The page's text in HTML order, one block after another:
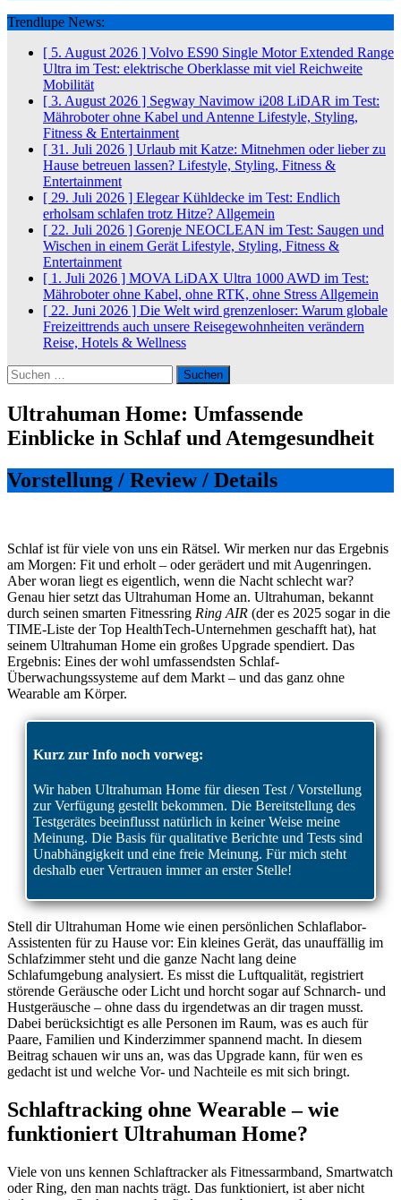
Trendlupe News:
[ 5. August 2026 ] Volvo ES90 Single Motor Extended Range
Ultra im Test: elektrische Oberklasse mit viel Reichweite
Mobilität
[ 3. August 2026 ] Segway Navimow i208 LiDAR im Test:
Mähroboter ohne Kabel und Antenne Lifestyle, Styling,
Fitness & Entertainment
[ 31. Juli 2026 ] Urlaub mit Katze: Mitnehmen oder lieber zu
Hause betreuen lassen? Lifestyle, Styling, Fitness &
Entertainment
[ 29. Juli 2026 ] Elegear Kühldecke im Test: Endlich
erholsam schlafen trotz Hitze? Allgemein
[ 22. Juli 2026 ] Gorenje NEOCLEAN im Test: Saugen und
Wischen in einem Gerät Lifestyle, Styling, Fitness &
Entertainment
[ 1. Juli 2026 ] MOVA LiDAX Ultra 1000 AWD im Test:
Mähroboter ohne Kabel, ohne RTK, ohne Stress Allgemein
[ 22. Juni 2026 ] Die Welt wird grenzenloser: Warum globale
Freizeittrends auch unsere Reisegewohnheiten verändern
Reise, Hotels & Wellness
Suchen
nach:
Ultrahuman Home: Umfassende
Einblicke in Schlaf und Atemgesundheit
Vorstellung / Review / Details
Schlaf ist für viele von uns ein Rätsel. Wir merken nur das Ergebnis
am Morgen: Fit und erholt – oder gerädert und mit Augenringen.
Aber woran liegt es eigentlich, wenn die Nacht schlecht war?
Genau hier setzt das Ultrahuman Home an. Ultrahuman, bekannt
durch seinen smarten Fitnessring Ring AIR (der es 2025 sogar in die
TIME-Liste der Top HealthTech-Unternehmen geschafft hat), hat
seinem Ultrahuman Home ein großes Upgrade spendiert. Das
Ergebnis: Eines der wohl umfassendsten Schlaf-
Überwachungssysteme auf dem Markt – und das ganz ohne
Wearable am Körper.
Kurz zur Info noch vorweg:
Wir haben Ultrahuman Home für diesen Test / Vorstellung
zur Verfügung gestellt bekommen. Die Bereitstellung des
Testgerätes beeinflusst natürlich in keiner Weise meine
Meinung. Die Basis für qualitative Berichte und Tests sind
Unabhängigkeit und eine freie Meinung. Für mich steht
deshalb euer Vertrauen immer an erster Stelle!
Stell dir Ultrahuman Home wie einen persönlichen Schlaflabor-
Assistenten für zu Hause vor: Ein kleines Gerät, das unauffällig im
Schlafzimmer steht und die ganze Nacht lang deine
Schlafumgebung analysiert. Es misst die Luftqualität, registriert
störende Geräusche oder Licht und horcht sogar auf Schnarch- und
Hustgeräusche – ohne dass du irgendetwas an dir tragen musst.
Dabei berücksichtigt es alle Personen im Raum, was es auch für
Paare, Familien und Kinderzimmer spannend macht. In diesem
Beitrag schauen wir uns an, was das Upgrade kann, für wen es
gedacht ist und welche Vor- und Nachteile es mit sich bringt.
Schlaftracking ohne Wearable – wie
funktioniert Ultrahuman Home?
Viele von uns kennen Schlaftracker als Fitnessarmband, Smartwatch
oder Ring, den man nachts trägt. Das funktioniert, ist aber nicht